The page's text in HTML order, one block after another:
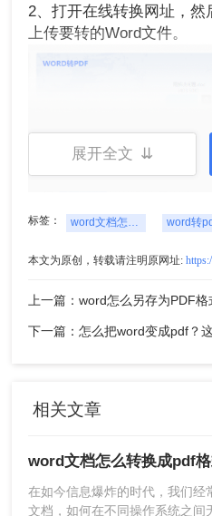
2、打开在线转换网址，
上传要转的Word文件。
按照奇偶数或者是指定页
4、转换完成就可以下载看
展开全文 ⇊
标签： word文档怎么转换成pdf格式 word转
本文为原创，转载请注明原网址:
上一篇：word怎么另存为PDF
下一篇：怎么把word变成pdf？
相关文章
在如今信息爆炸的时代，我们经
文档，如何在不同操作系统之间